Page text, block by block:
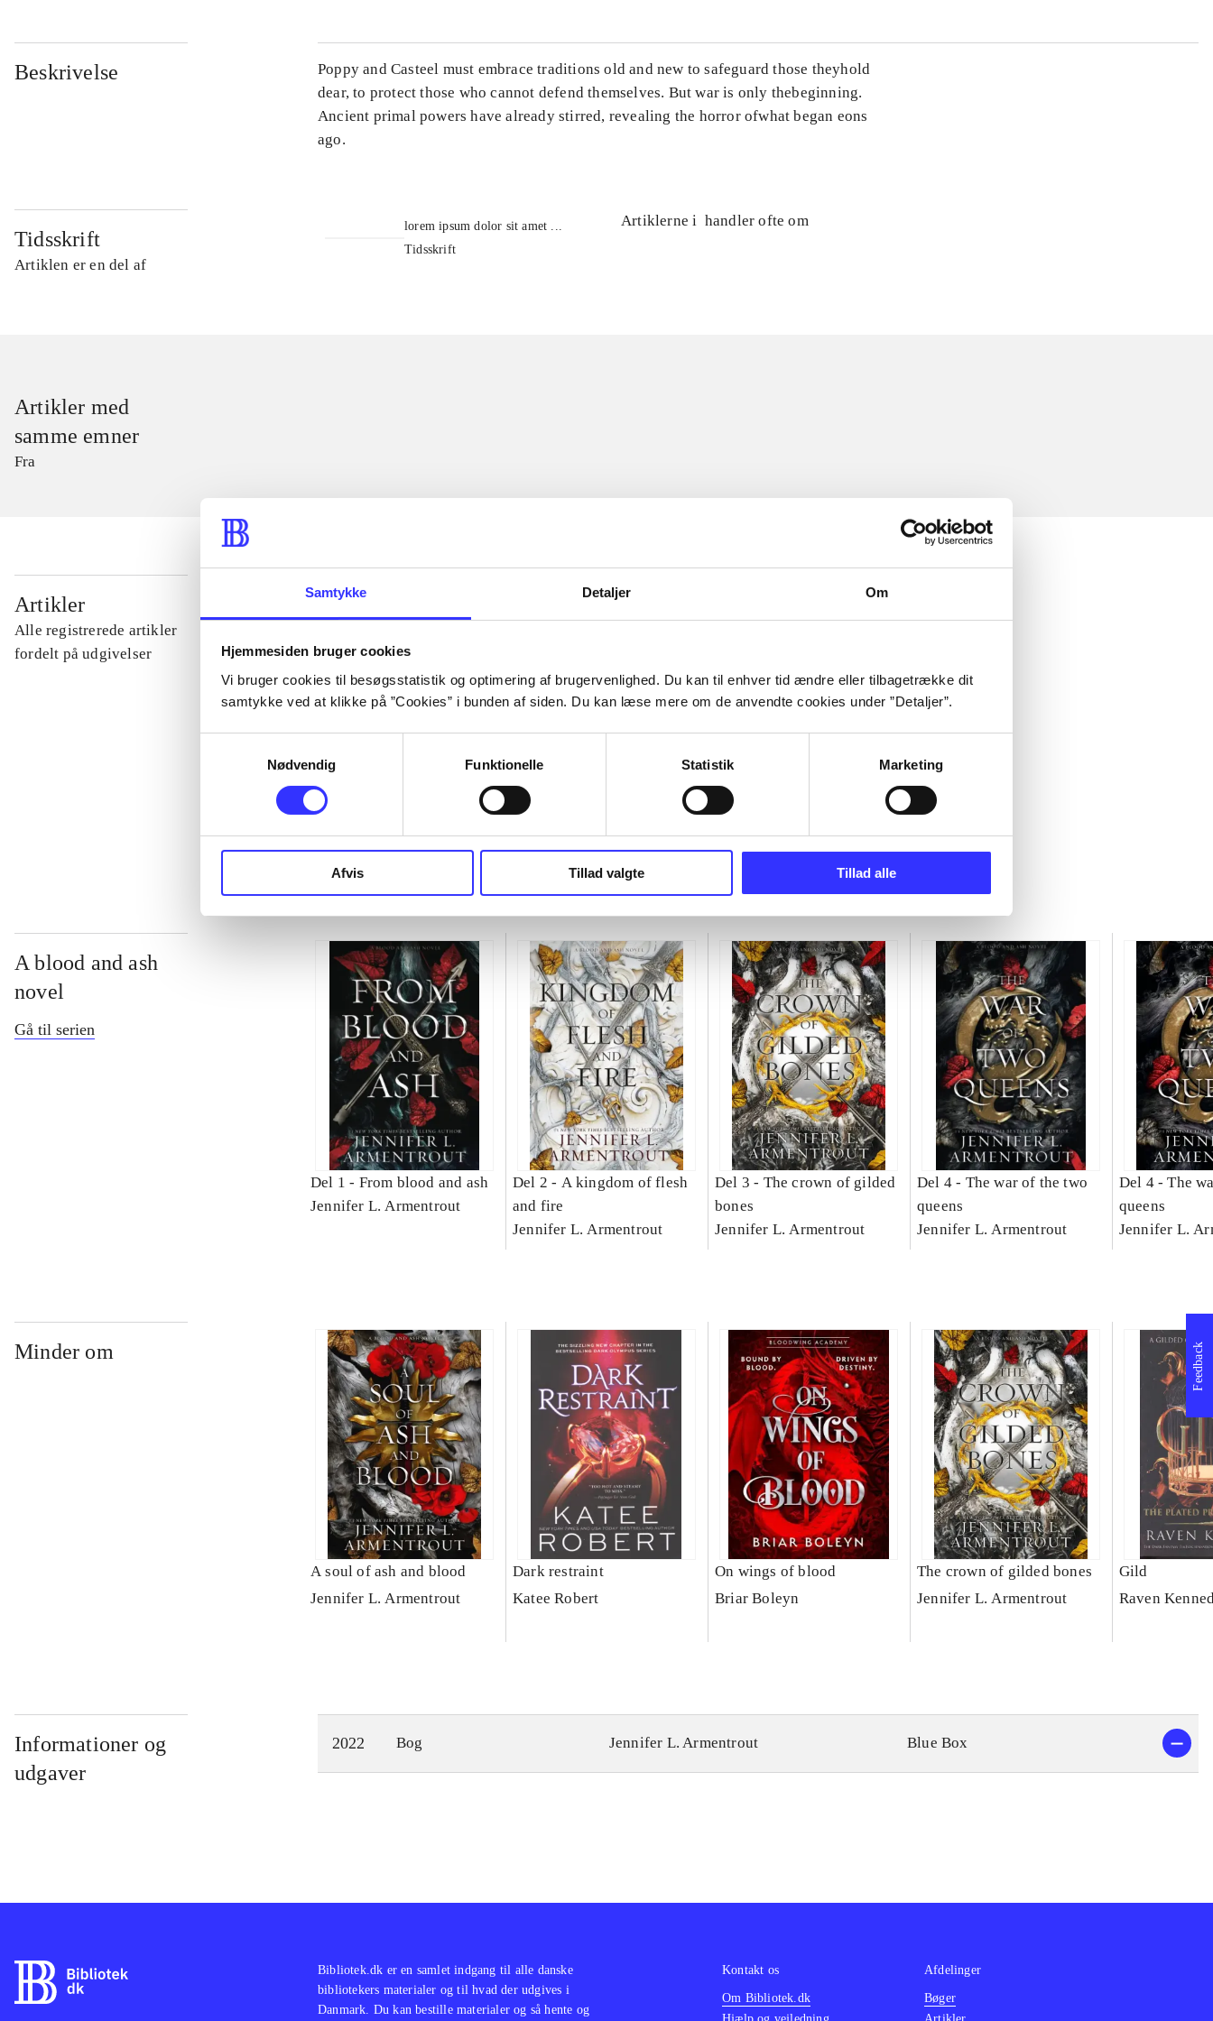
Samtykke Detaljer Om
Hjemmesiden bruger cookies
Vi bruger cookies til besøgsstatistik og optimering af brugervenlighed. Du kan til enhver tid ændre eller tilbagetrække dit
samtykke ved at klikke på ”Cookies” i bunden af siden. Du kan læse mere om de anvendte cookies under ”Detaljer”.
Nødvendig
Funktionelle Statistik Marketing
Afvis Tillad valgte Tillad alle
Beskrivelse
Poppy and Casteel must embrace traditions old and new to safeguard those theyhold
dear, to protect those who cannot defend themselves. But war is only thebeginning.
Ancient primal powers have already stirred, revealing the horror ofwhat began eons
ago.
Tidsskrift
Artiklen er en del af
lorem ipsum dolor sit amet ...
Tidsskrift
Artiklerne i handler ofte om
Artikler med
samme emner
Fra
Artikler
Alle registrerede artikler
fordelt på udgivelser
...
...
...
...
A blood and ash
novel
Gå til serien
Del 1 - From blood and ash
Jennifer L. Armentrout
Del 2 - A kingdom of flesh
and fire
Jennifer L. Armentrout
Del 3 - The crown of gilded
bones
Jennifer L. Armentrout
Del 4 - The war of the two
queens
Jennifer L. Armentrout
Del 4 -The
queens
Jennifer L.
Minder om
A soul of ash and blood
Jennifer L. Armentrout
Dark restraint
Katee Robert
On wings of blood
Briar Boleyn
The crown of gilded bones
Jennifer L. Armentrout
Gild
Raven
Informationer og
udgaver
2022 Bog Jennifer L. Armentrout Blue Box
Feedback
Bibliotek.dk er en samlet indgang til alle danske
bibliotekers materialer og til hvad der udgives i
Danmark. Du kan bestille materialer og så hente og
Kontakt os
Om Bibliotek.dk
Afdelinger
Bøger